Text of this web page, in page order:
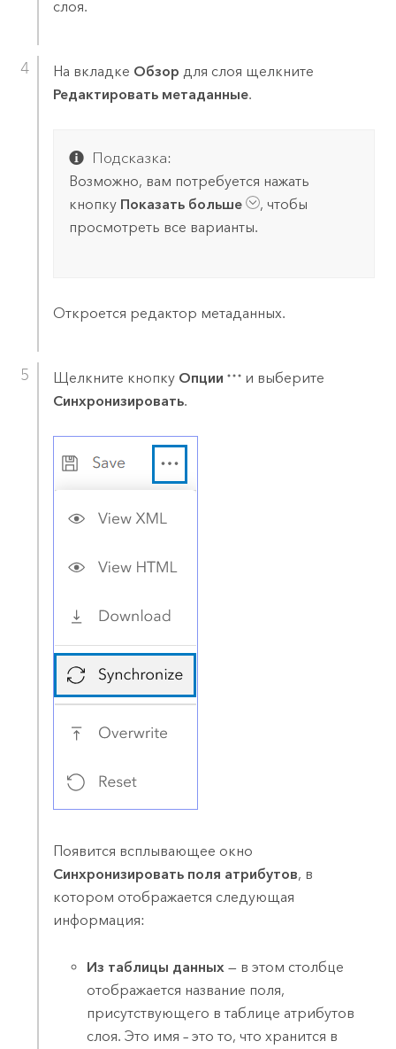
слоя.
На вкладке Обзор для слоя щелкните
Редактировать метаданные.
Подсказка:
Возможно, вам потребуется нажать
кнопку Показать больше
, чтобы
просмотреть все варианты.
Откроется редактор метаданных.
Щелкните кнопку Опции
и выберите
Синхронизировать.
Появится всплывающее окно
Синхронизировать поля атрибутов, в
котором отображается следующая
информация:
Из таблицы данных — в этом столбце
отображается название поля,
присутствующего в таблице атрибутов
слоя. Это имя – это то, что хранится в